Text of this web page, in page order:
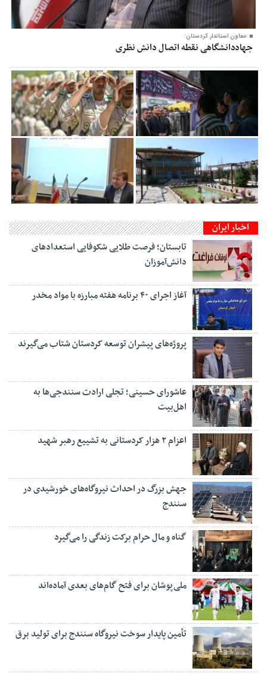
معاون‌ استاندار کردستان:
جهاددانشگاهی نقطه اتصال دانش نظری
اخبار ایران
تابستان؛ فرصت طلایی شکوفایی استعدادهای
دانش‌آموزان
آغاز اجرای ۴۰ برنامه هفته مبارزه با مواد مخدر
پروژه‌های پیشران توسعه کردستان شتاب می‌گیرند
عاشورای حسینی؛ تجلی ارادت سنندجی‌ها به
اهل‌بیت
اعزام ۲ هزار کردستانی به تشییع رهبر شهید
جهش بزرگ در احداث نیروگاه‌های خورشیدی در
سنندج
گناه و مال حرام برکت زندگی را می‌گیرد
ملی‌پوشان برای فتح گام‌های بعدی آماده‌اند
تأمین پایدار سوخت نیروگاه سنندج برای تولید برق